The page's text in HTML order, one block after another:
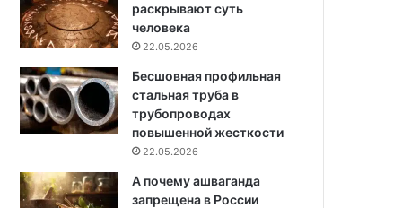
раскрывают суть
человека
22.05.2026
Бесшовная профильная
стальная труба в
трубопроводах
повышенной жесткости
22.05.2026
А почему ашваганда
запрещена в России